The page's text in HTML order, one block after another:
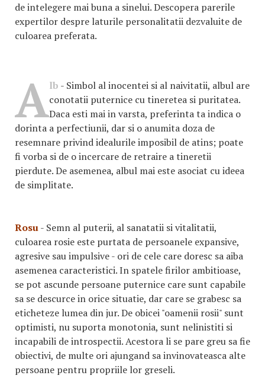
de intelegere mai buna a sinelui. Descopera parerile
expertilor despre laturile personalitatii dezvaluite de
culoarea preferata.
Alb - Simbol al inocentei si al naivitatii, albul are
conotatii puternice cu tineretea si puritatea.
Daca esti mai in varsta, preferinta ta indica o
dorinta a perfectiunii, dar si o anumita doza de
resemnare privind idealurile imposibil de atins; poate
fi vorba si de o incercare de retraire a tineretii
pierdute. De asemenea, albul mai este asociat cu ideea
de simplitate.
Rosu- Semn al puterii, al sanatatii si vitalitatii,
culoarea rosie este purtata de persoanele expansive,
agresive sau impulsive - ori de cele care doresc sa aiba
asemenea caracteristici. In spatele firilor ambitioase,
se pot ascunde persoane puternice care sunt capabile
sa se descurce in orice situatie, dar care se grabesc sa
eticheteze lumea din jur. De obicei "oamenii rosii" sunt
optimisti, nu suporta monotonia, sunt nelinistiti si
incapabili de introspectii. Acestora li se pare greu sa fie
obiectivi, de multe ori ajungand sa invinovateasca alte
persoane pentru propriile lor greseli.